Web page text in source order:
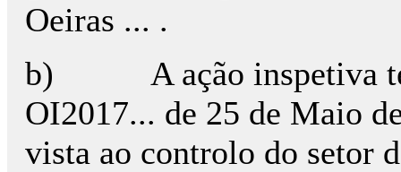
Oeiras ... .
b)
A ação inspetiva
OI2017... de 25 de Maio
vista ao controlo do setor